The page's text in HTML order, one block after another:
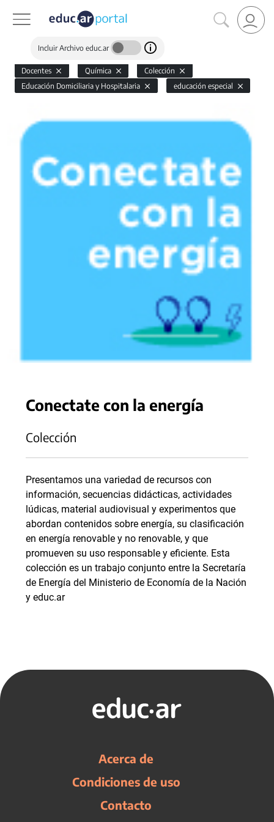
Incluir Archivo educ.ar
Docentes Química
Colección
Educación Domiciliaria y Hospitalaria
educación especial
Conectate con la energía
Colección
Presentamos una variedad de recursos con
información, secuencias didácticas, actividades
lúdicas, material audiovisual y experimentos que
abordan contenidos sobre energía, su clasificación
en energía renovable y no renovable, y que
promueven su uso responsable y eficiente. Esta
colección es un trabajo conjunto entre la Secretaría
de Energía del Ministerio de Economía de la Nación
y educ.ar
Acerca de
Condiciones de uso
Contacto